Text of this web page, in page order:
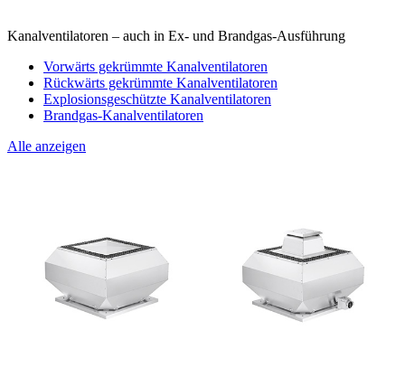
Kanalventilatoren – auch in Ex- und Brandgas-Ausführung
Vorwärts gekrümmte Kanalventilatoren
Rückwärts gekrümmte Kanalventilatoren
Explosionsgeschützte Kanalventilatoren
Brandgas-Kanalventilatoren
Alle anzeigen